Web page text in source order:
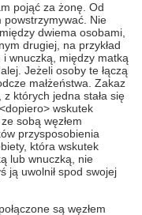
pojąć za żonę. Od
powstrzymywać. Nie
dwiema osobami,
drugiej, na przykład
wnuczką, między matką
Jeżeli osoby te łączą
małżeństwa. Zakaz
których jedna stała się
wskutek
sobą węzłem
przysposobienia
która wskutek
lub wnuczką, nie
ją uwolnił spod swojej
są węzłem